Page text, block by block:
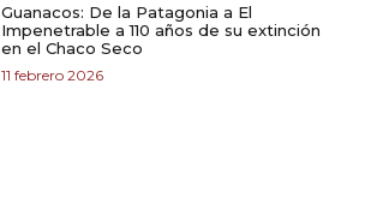
Guanacos: De la Patagonia a El
Impenetrable a 110 años de su extinción
en el Chaco Seco
11 febrero 2026